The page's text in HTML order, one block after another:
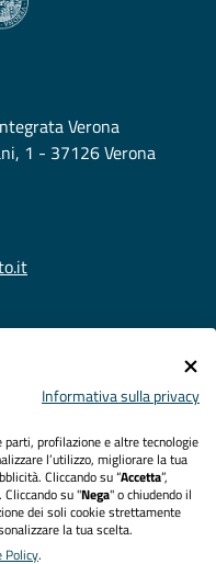
Verona
1 - 37126 Verona
Informativa sulla privacy
profilazione e altre tecnologie
l’utilizzo, migliorare la tua
Cliccando su “Accetta”,
su "Nega" o chiudendo il
dei soli cookie strettamente
la tua scelta.
Policy.